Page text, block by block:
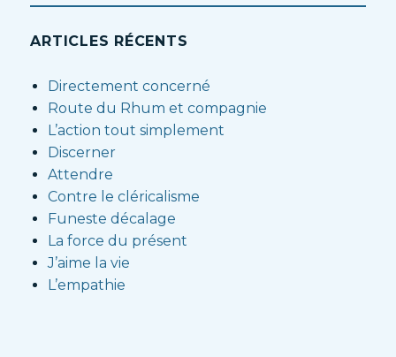
ARTICLES RÉCENTS
Directement concerné
Route du Rhum et compagnie
L’action tout simplement
Discerner
Attendre
Contre le cléricalisme
Funeste décalage
La force du présent
J’aime la vie
L’empathie